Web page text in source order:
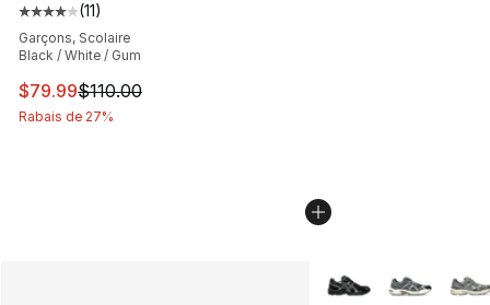
Cote moyenne du client - [4 sur 5 étoiles], 11
(11)
Garçons, Scolaire
Black / White / Gum
Cet article est en solde. Le prix est passé de $110.00 à
$79.99$110.00
Rabais de 27%
Plus de couleurs